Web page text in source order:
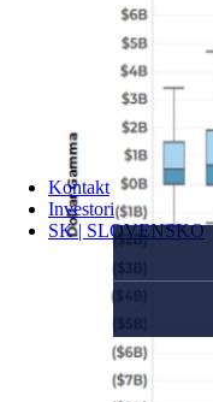
Kontakt
Investori
SK | SLOVENSKO